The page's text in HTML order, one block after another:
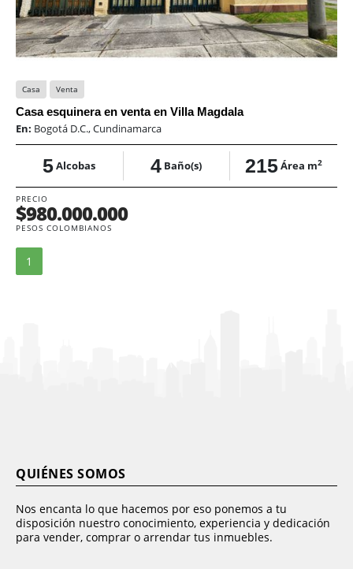
Casa Venta
Casa esquinera en venta en Villa Magdala
En: Bogotá D.C., Cundinamarca
5Alcobas 4 Baño(s) 215Área m2
PRECIO
$980.000.000
PESOS COLOMBIANOS
1
QUIÉNES SOMOS
Nos encanta lo que hacemos por eso ponemos a tu
disposición nuestro conocimiento, experiencia y dedicación
para vender, comprar o arrendar tus inmuebles.